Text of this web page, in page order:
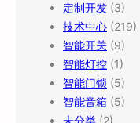
定制开发 (3)
技术中心 (219)
智能开关 (9)
智能灯控 (1)
智能门锁 (5)
智能音箱 (5)